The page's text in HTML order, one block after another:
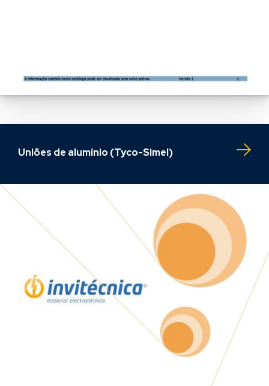
Uniões de alumínio (Tyco-Simel)